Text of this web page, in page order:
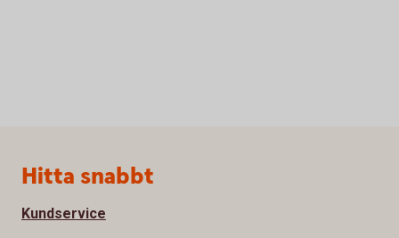
Sidfot
Hitta snabbt
Kundservice